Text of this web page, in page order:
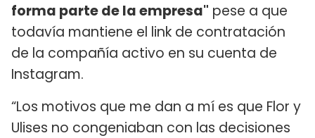
forma parte de la empresa" pese a que
todavía mantiene el link de contratación
de la compañía activo en su cuenta de
Instagram.
“Los motivos que me dan a mí es que Flor y
Ulises no congeniaban con las decisiones